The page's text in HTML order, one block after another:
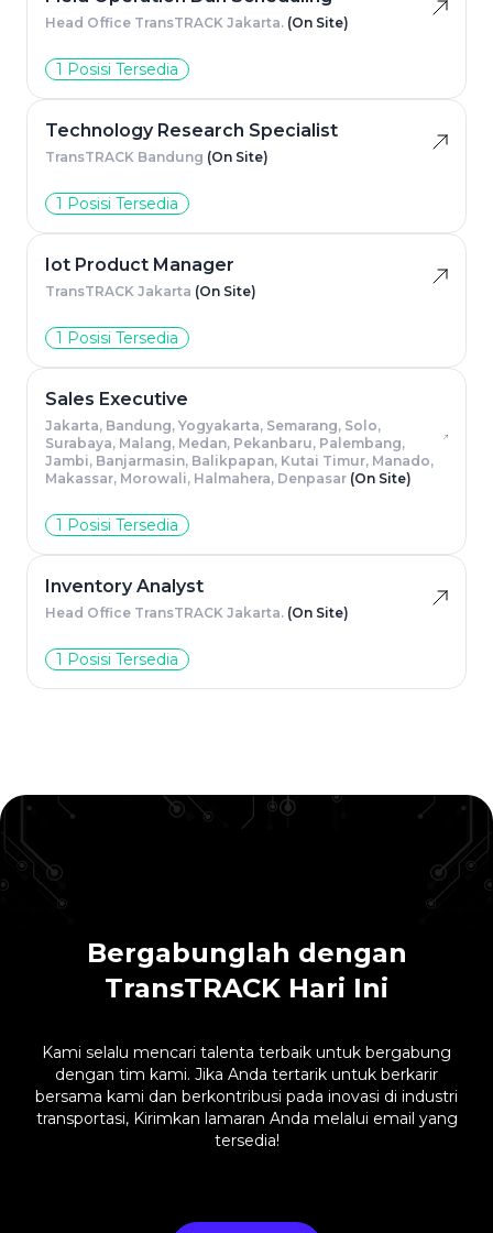
Head Office TransTRACK Jakarta. (On Site)
1 Posisi Tersedia
Technology Research Specialist
TransTRACK Bandung (On Site)
1 Posisi Tersedia
Iot Product Manager
TransTRACK Jakarta (On Site)
1 Posisi Tersedia
Sales Executive
Jakarta, Bandung, Yogyakarta, Semarang, Solo,
Surabaya, Malang, Medan, Pekanbaru, Palembang,
Jambi, Banjarmasin, Balikpapan, Kutai Timur, Manado,
Makassar, Morowali, Halmahera, Denpasar (On Site)
1 Posisi Tersedia
Inventory Analyst
Head Office TransTRACK Jakarta. (On Site)
1 Posisi Tersedia
Bergabunglah dengan
TransTRACK Hari Ini
Kami selalu mencari talenta terbaik untuk bergabung
dengan tim kami. Jika Anda tertarik untuk berkarir
bersama kami dan berkontribusi pada inovasi di industri
transportasi, Kirimkan lamaran Anda melalui email yang
tersedia!